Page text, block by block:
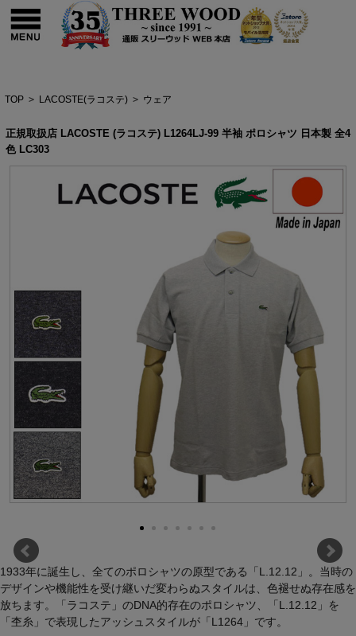
TOP > LACOSTE(ラコステ) > ウェア
正規取扱店 LACOSTE (ラコステ) L1264LJ-99 半袖 ポロシャツ 日本製 全4
色 LC303
1933年に誕生し、全てのポロシャツの原型である「L.12.12」。当時の
デザインや機能性を受け継いだ変わらぬスタイルは、色褪せぬ存在感を
放ちます。「ラコステ」のDNA的存在のポロシャツ、「L.12.12」を
「杢糸」で表現したアッシュスタイルが「L1264」です。